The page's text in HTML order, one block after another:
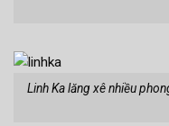
Linh Ka lăng xê nhiều